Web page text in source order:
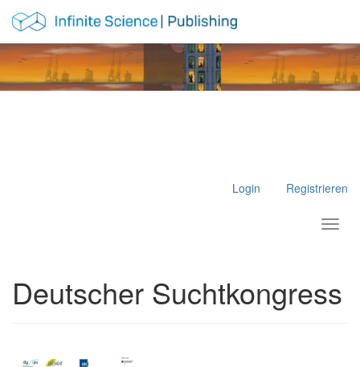
Hauptinhalt
Sidebar
Login Registrieren
Deutscher Suchtkongress